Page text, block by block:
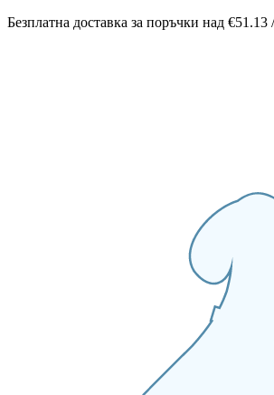
Безплатна доставка за поръчки над €51.13